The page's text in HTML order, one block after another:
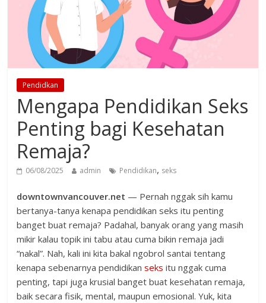
Pendidkan
Mengapa Pendidikan Seks
Penting bagi Kesehatan
Remaja?
06/08/2025 admin Pendidikan, seks
downtownvancouver.net — Pernah nggak sih kamu
bertanya-tanya kenapa pendidikan seks itu penting
banget buat remaja? Padahal, banyak orang yang masih
mikir kalau topik ini tabu atau cuma bikin remaja jadi
“nakal”. Nah, kali ini kita bakal ngobrol santai tentang
kenapa sebenarnya pendidikanseks itu nggak cuma
penting, tapi juga krusial banget buat kesehatan remaja,
baik secara fisik, mental, maupun emosional. Yuk, kita